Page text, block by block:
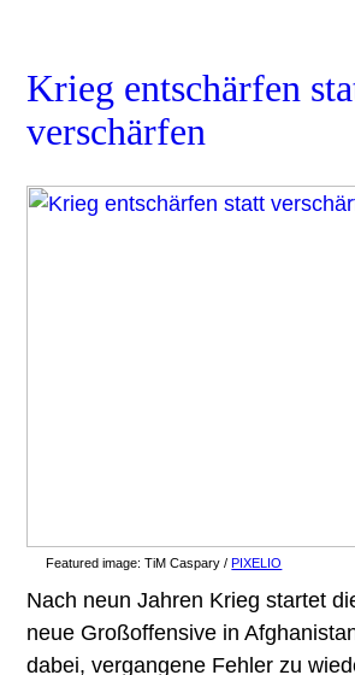
Krieg entschärfen
verschärfen
Featured image:TiM Caspary /PIXELIO
Nach neun Jahren Krieg startet
neue Großoffensive in
dabei, vergangene Fehler zu